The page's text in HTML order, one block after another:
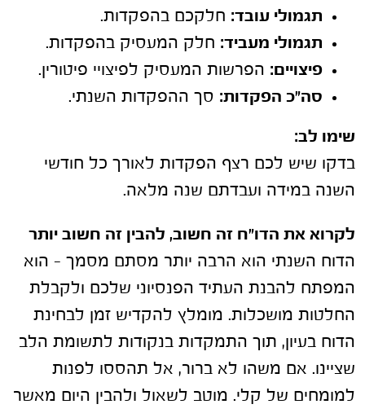
תגמולי עובד: חלקכם בהפקדות.
תגמולי מעביד: חלק המעסיק בהפקדות.
פיצויים: הפרשות המעסיק לפיצויי פיטורין.
סה"כ הפקדות: סך ההפקדות השנתי.
שימו לב:
בדקו שיש לכם רצף הפקדות לאורך כל חודשי
השנה במידה ועבדתם שנה מלאה.
לקרוא את הדו"ח זה חשוב, להבין זה חשוב יותר
הדוח השנתי הוא הרבה יותר מסתם מסמך – הוא
המפתח להבנת העתיד הפנסיוני שלכם ולקבלת
החלטות מושכלות. מומלץ להקדיש זמן לבחינת
הדוח בעיון, תוך התמקדות בנקודות לתשומת הלב
שציינו. אם משהו לא ברור, אל תהססו לפנות
למומחים של קלי. מוטב לשאול ולהבין היום מאשר